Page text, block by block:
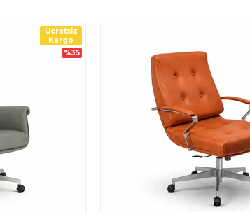
Ücretsiz
Kargo
%35